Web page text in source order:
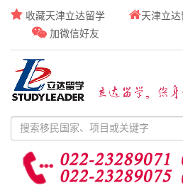
收藏天津立达留学
天津立达
加微信好友